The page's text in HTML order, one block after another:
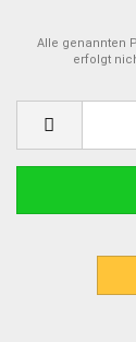
Alle genannten
erfolgt